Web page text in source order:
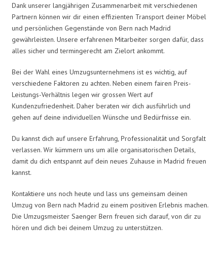
Dank unserer langjährigen Zusammenarbeit mit verschiedenen
Partnern können wir dir einen effizienten Transport deiner Möbel
und persönlichen Gegenstände von Bern nach Madrid
gewährleisten. Unsere erfahrenen Mitarbeiter sorgen dafür, dass
alles sicher und termingerecht am Zielort ankommt.
Bei der Wahl eines Umzugsunternehmens ist es wichtig, auf
verschiedene Faktoren zu achten. Neben einem fairen Preis-
Leistungs-Verhältnis legen wir grossen Wert auf
Kundenzufriedenheit. Daher beraten wir dich ausführlich und
gehen auf deine individuellen Wünsche und Bedürfnisse ein.
Du kannst dich auf unsere Erfahrung, Professionalität und Sorgfalt
verlassen. Wir kümmern uns um alle organisatorischen Details,
damit du dich entspannt auf dein neues Zuhause in Madrid freuen
kannst.
Kontaktiere uns noch heute und lass uns gemeinsam deinen
Umzug von Bern nach Madrid zu einem positiven Erlebnis machen.
Die Umzugsmeister Saenger Bern freuen sich darauf, von dir zu
hören und dich bei deinem Umzug zu unterstützen.